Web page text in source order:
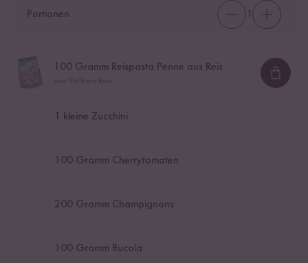
Portionen
100 Gramm Reispasta Penne aus Reis
1 kleine Zucchini
100 Gramm Cherrytomaten
200 Gramm Champignons
100 Gramm Rucola